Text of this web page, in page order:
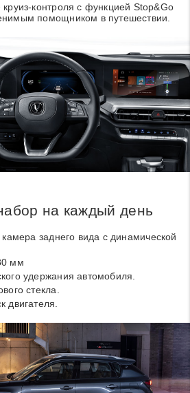
контроля с функцией Stop&Go
помощником в путешествии.
на каждый день
камера заднего вида с динамической
мм
удержания автомобиля.
стекла.
двигателя.